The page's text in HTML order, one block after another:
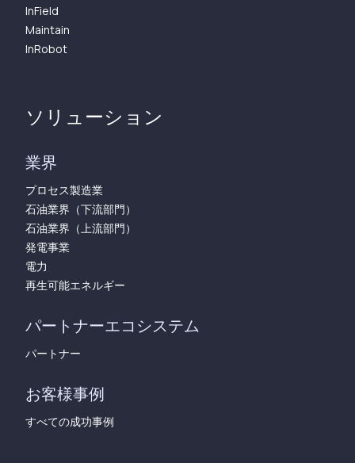
InField
Maintain
InRobot
ソリューション
業界
プロセス製造業
石油業界（下流部門）
石油業界（上流部門）
発電事業
電力
再生可能エネルギー
パートナーエコシステム
パートナー
お客様事例
すべての成功事例